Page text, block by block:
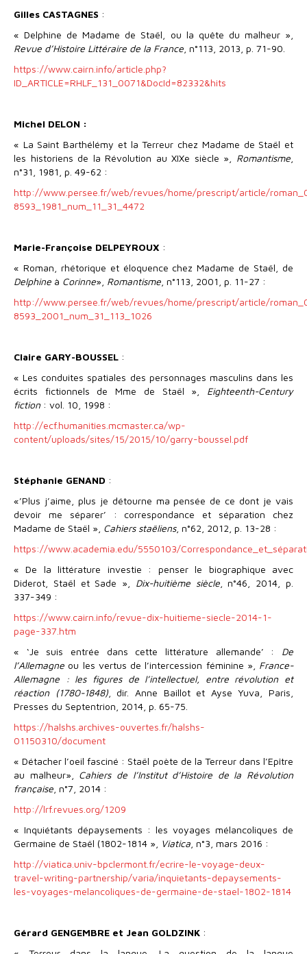
Gilles CASTAGNES :
« Delphine de Madame de Staël, ou la quête du malheur »,
Revue d’Histoire Littéraire de la France , n°113, 2013, p. 71-90.
https://www.cairn.info/article.php?
ID_ARTICLE=RHLF_131_0071&DocId=82332&hits
Michel DELON :
« La Saint Barthélémy et la Terreur chez Madame de Staël et
les historiens de la Révolution au XIXe siècle », Romantisme
n°31, 1981, p. 49-62 :
http://www.persee.fr/web/revues/home/prescript/article/
8593_1981_num_11_31_4472
Marie-Françoise DELPEYROUX :
« Roman, rhétorique et éloquence chez Madame de Staël, de
Delphine à Corinne», Romantisme , n°113, 2001, p. 11-27 :
http://www.persee.fr/web/revues/home/prescript/article/
8593_2001_num_31_113_1026
Claire GARY-BOUSSEL :
« Les conduites spatiales des personnages masculins dans les
écrits fictionnels de Mme de Staël », Eighteenth-Century
fiction : vol. 10, 1998 :
http://ecf.humanities.mcmaster.ca/wp-
content/uploads/sites/15/2015/10/garry-boussel.pdf
Stéphanie GENAND :
«’Plus j’aime, plus je détourne ma pensée de ce dont je vais
devoir me séparer’ : correspondance et séparation chez
Madame de Staël », Cahiers staëliens, n°62, 2012, p. 13-28 :
https://www.academia.edu/5550103/
« De la littérature investie : penser le biographique avec
Diderot, Staël et Sade », Dix-huitième siècle, n°46, 2014, p.
337-349 :
https://www.cairn.info/revue-dix-huitieme-siecle-2014-1-
page-337.htm
« ‘Je suis entrée dans cette littérature allemande’ : De
l’Allemagne ou les vertus de l’intercession féminine », France-
Allemagne : les figures de l’intellectuel, entre révolution et
réaction (1780-1848), dir. Anne Baillot et Ayse Yuva, Paris,
Presses du Septentrion, 2014, p. 65-75.
https://halshs.archives-ouvertes.fr/halshs-
01150310/document
« Détacher l’oeil fasciné : Staël poète de la Terreur dans l’Epître
au malheur», Cahiers de l’Institut d’Histoire de la Révolution
française , n°7, 2014 :
http://lrf.revues.org/1209
« Inquiétants dépaysements : les voyages mélancoliques de
Germaine de Staël (1802-1814 », Viatica , n°3, mars 2016 :
http://viatica.univ-bpclermont.fr/ecrire-le-voyage-deux-
travel-writing-partnership/varia/inquietants-depaysements-
les-voyages-melancoliques-de-germaine-de-stael-1802-1814
Gérard GENGEMBRE et Jean GOLDZINK :